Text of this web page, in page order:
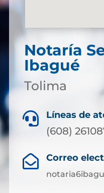
Notaría
Ibagué
Tolima
 Líneas de
(608)
 Correo